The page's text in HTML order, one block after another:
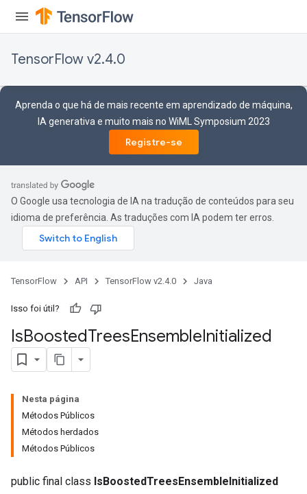
TensorFlow v2.4.0
Aprenda o que há de mais recente em aprendizado de máquina,
IA generativa e muito mais no WiML Symposium 2023
Registre-se
O Google usa tecnologia de IA na tradução de conteúdos para seu
idioma de preferência. As traduções com IA podem ter erros.
TensorFlow API TensorFlow v2.4.0 Java
Isso foi útil?
IsBoostedTreesEnsembleInitialized
Nesta página
Métodos Públicos
Métodos herdados
Métodos Públicos
public final class IsBoostedTreesEnsembleInitialized